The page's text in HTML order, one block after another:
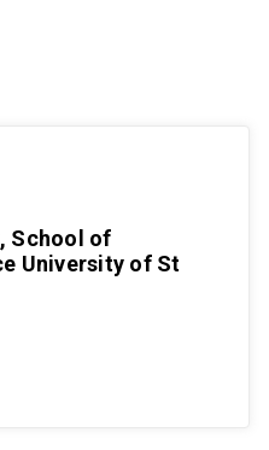
School of
University of St